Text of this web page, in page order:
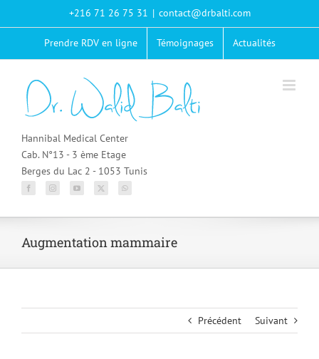
+216 71 26 75 31 | contact@drbalti.com
Prendre RDV en ligne Témoignages Actualités
Hannibal Medical Center
Cab. N°13 - 3 ème Etage
Berges du Lac 2 - 1053 Tunis
Augmentation mammaire
Précédent Suivant